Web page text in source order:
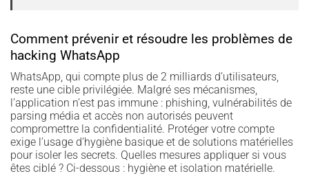
Comment prévenir et résoudre les problèmes de
hacking WhatsApp
WhatsApp, qui compte plus de 2 milliards d’utilisateurs,
reste une cible privilégiée. Malgré ses mécanismes,
l’application n’est pas immune : phishing, vulnérabilités de
parsing média et accès non autorisés peuvent
compromettre la confidentialité. Protéger votre compte
exige l’usage d’hygiène basique et de solutions matérielles
pour isoler les secrets. Quelles mesures appliquer si vous
êtes ciblé ? Ci-dessous : hygiène et isolation matérielle.